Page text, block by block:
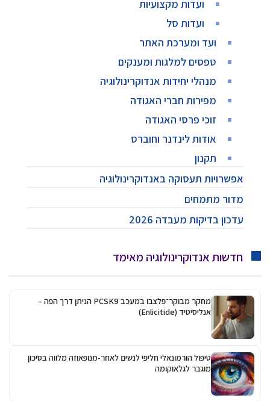
ועדות מקצועיות
ועדות סל
ועד ומערכת האתר
טפסים למלגות ומענקים
מנהלי יחידות אנדוקרינולוגיה
מפירות חברי האגודה
זוכי פרסי האגודה
אודות לינדנר וחוברס
תקנון
אפשרויות תעסוקה באנדוקרינולוגיה
מדור מתמחים
עדכון בדיקות מעבדה 2026
חדשות אנדוקרינולוגיה מאימד
מחקר מבוקר־פלצבו במעכב PCSK9 הניתן דרך הפה –
אנליסיטיד (Enlicitide)
טיפול הורמונאלי חליפי לנשים לאחר-מנופאוזה מלווה בסיכון
מוגבר לגלאוקומה